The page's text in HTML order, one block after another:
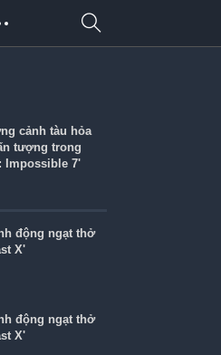
cảnh tàu hỏa
tượng trong
Impossible 7'
động ngạt thở
X'
động ngạt thở
X'